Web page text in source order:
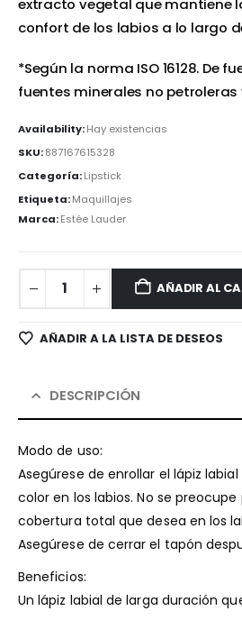
extracto vegetal que mantiene
confort de los labios a lo largo
*Según la norma ISO 16128. De
fuentes minerales no
Availability:Hay existencias
SKU:887167615328
Categoría:Lipstick
Etiqueta:Maquillajes
Marca:Estée Lauder
AÑADIR AL
AÑADIR A LA LISTA DE DESEOS
DESCRIPCIÓN
Modo de uso:
Asegúrese de enrollar el lápiz
color en los labios. No se
cobertura total que desea en los
Asegúrese de cerrar el tapón
Beneficios:
Un lápiz labial de larga duración